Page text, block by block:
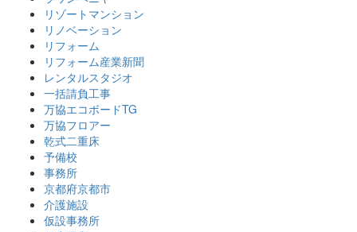
リゾートマンション
リノベーション
リフォーム
リフォーム産業新聞
レンタルスタジオ
一括請負工事
万協エコボードTG
万協フロアー
乾式二重床
予備校
事務所
京都府京都市
介護施設
仮設事務所